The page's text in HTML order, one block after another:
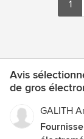
1
Avis
de gros
GALITH